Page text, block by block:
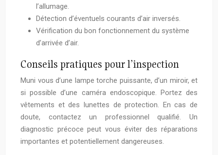
l’allumage.
Détection d’éventuels courants d’air inversés.
Vérification du bon fonctionnement du système
d’arrivée d’air.
Conseils pratiques pour l’inspection
Muni vous d’une lampe torche puissante, d’un miroir, et
si possible d’une caméra endoscopique. Portez des
vêtements et des lunettes de protection. En cas de
doute, contactez un professionnel qualifié. Un
diagnostic précoce peut vous éviter des réparations
importantes et potentiellement dangereuses.